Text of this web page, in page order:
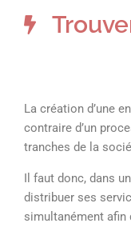
La création d’une
contraire d’un
tranches de la
Il faut donc, dans
distribuer ses
simultanément afin